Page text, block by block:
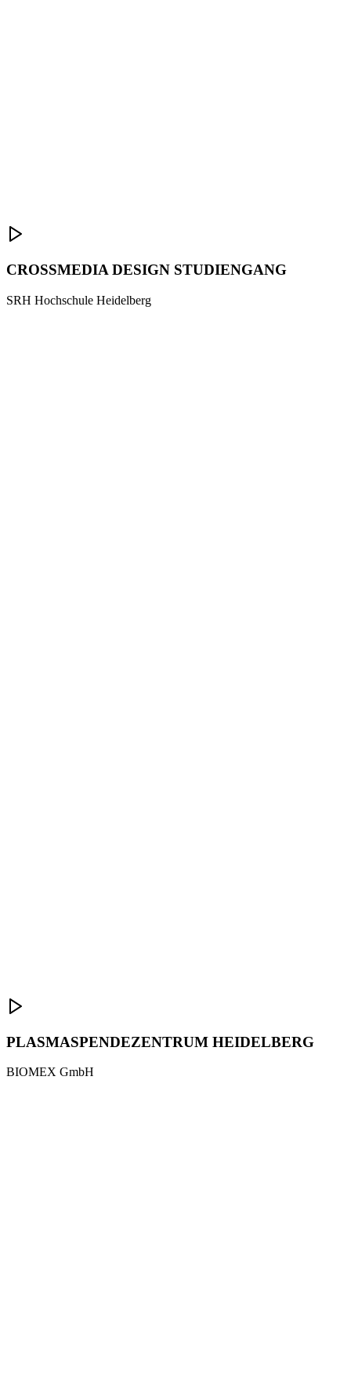
CROSSMEDIA DESIGN STUDIENGANG
SRH Hochschule Heidelberg
PLASMASPENDEZENTRUM HEIDELBERG
BIOMEX GmbH